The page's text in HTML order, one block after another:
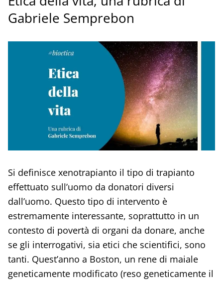
Gabriele Semprebon
Si definisce xenotrapianto il tipo di trapianto
effettuato sull’uomo da donatori diversi
dall’uomo. Questo tipo di intervento è
estremamente interessante, soprattutto in un
contesto di povertà di organi da donare, anche
se gli interrogativi, sia etici che scientifici, sono
tanti. Quest’anno a Boston, un rene di maiale
geneticamente modificato (reso geneticamente il